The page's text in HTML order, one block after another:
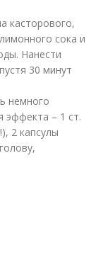
касторового,
сока и
Нанести
30 минут
немного
эффекта – 1 ст.
2 капсулы